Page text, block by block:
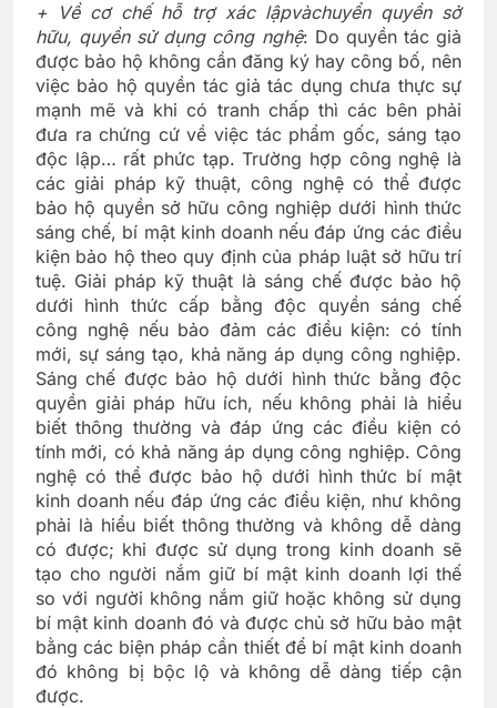
+ Về cơ chế hỗ trợ xác lậpvàchuyển quyền sở
hữu, quyền sử dụng công nghệ: Do quyền tác giả
được bảo hộ không cần đăng ký hay công bố, nên
việc bảo hộ quyền tác giả tác dụng chưa thực sự
mạnh mẽ và khi có tranh chấp thì các bên phải
đưa ra chứng cứ về việc tác phẩm gốc, sáng tạo
độc lập… rất phức tạp. Trường hợp công nghệ là
các giải pháp kỹ thuật, công nghệ có thể được
bảo hộ quyền sở hữu công nghiệp dưới hình thức
sáng chế, bí mật kinh doanh nếu đáp ứng các điều
kiện bảo hộ theo quy định của pháp luật sở hữu trí
tuệ. Giải pháp kỹ thuật là sáng chế được bảo hộ
dưới hình thức cấp bằng độc quyền sáng chế
công nghệ nếu bảo đảm các điều kiện: có tính
mới, sự sáng tạo, khả năng áp dụng công nghiệp.
Sáng chế được bảo hộ dưới hình thức bằng độc
quyền giải pháp hữu ích, nếu không phải là hiểu
biết thông thường và đáp ứng các điều kiện có
tính mới, có khả năng áp dụng công nghiệp. Công
nghệ có thể được bảo hộ dưới hình thức bí mật
kinh doanh nếu đáp ứng các điều kiện, như không
phải là hiểu biết thông thường và không dễ dàng
có được; khi được sử dụng trong kinh doanh sẽ
tạo cho người nắm giữ bí mật kinh doanh lợi thế
so với người không nắm giữ hoặc không sử dụng
bí mật kinh doanh đó và được chủ sở hữu bảo mật
bằng các biện pháp cần thiết để bí mật kinh doanh
đó không bị bộc lộ và không dễ dàng tiếp cận
được.